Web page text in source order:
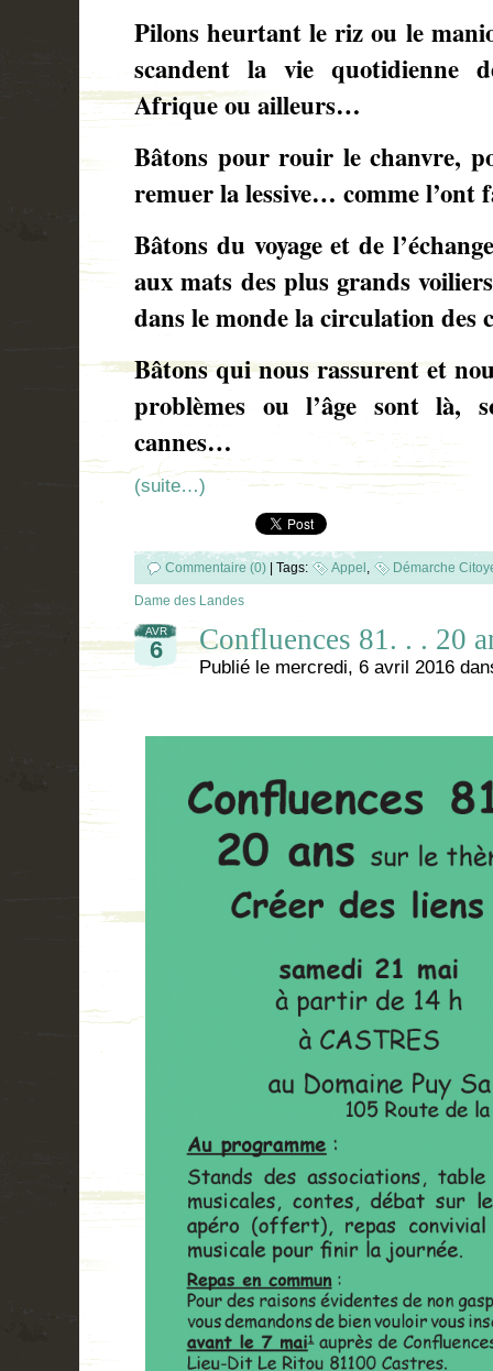
Pilons heurtant le riz ou le
scandent la vie quotidienne
Afrique ou ailleurs…
Bâtons pour rouir le chanvre,
remuer la lessive… comme
Bâtons du voyage et de
aux mats des plus grands
dans le monde la circulation
Bâtons qui nous rassurent et
problèmes ou l’âge sont là,
cannes…
(suite…)
Commentaire (0) | Tags: Appel Démarche
Dame des Landes
AVR
6 Confluences 81. . . 20
Publié le mercredi, 6 avril 2016